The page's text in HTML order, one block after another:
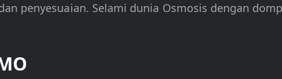
penyesuaian. Selami dunia Osmosis dengan